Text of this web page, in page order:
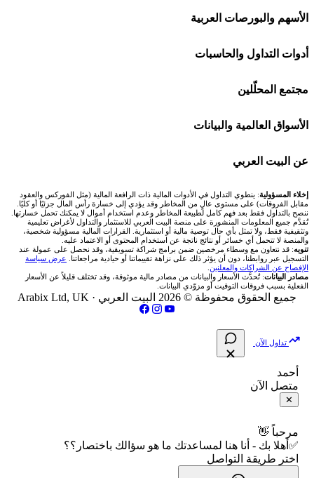
افاتريد AvaTrade
اكسنس Exness
منصة بينانس
اكس تي بي XTB
انتراكتيف بروكرز IBKR
شركات تداول في السعودية
شركات تداول في الإمارات
شركات تداول في الكويت
شركات تداول في قطر
شركات تداول في الأردن
شركات تداول في العراق
شركات تداول في فلسطين
الأسهم والبورصات العربية
🌍 كل البورصات العربية
🇸🇦 السوق السعودية
🇦🇪 أسواق الإمارات
🇪🇬 البورصة المصرية
🇶🇦 بورصة قطر
🇯🇴 بورصة عمّان
🇧🇭 بورصة البحرين
فلتر الأسهم الشرعي
📋 جميع الأسهم
🕌 الأسهم الحلال
أدوات التداول والحاسبات
🕌 حاسبة الزكاة
💱 محول العملات
🧮 حاسبة حجم اللوت
📊 حاسبة قيمة النقطة
💰 حاسبة ربح الفوركس
📌 حاسبة النقاط المحورية
📏 حاسبة حجم المركز
📈 حاسبة عائد التداول
📊 حاسبة الربح التراكمي
🧮 حاسبة متوسط سعر السهم
📅 التقويم الاقتصادي
مجتمع المحلّلين
🧱 حائط المجتمع
🏆 لوحة المحلّلين
✍️ اكتب تحليلك
الأسواق العالمية والبيانات
🌐 المؤشرات العالمية
🥇 سعر الذهب اليوم
🥇 أسعار الذهب والمعادن
💱 أسعار العملات والفوركس
💵 سعر الريال السعودي في مصر
📅 المؤشرات الاقتصادية
عن البيت العربي
من نحن
تواصل معنا
فريق المؤلفين
مقالات تعليمية
سياسة تقييم الشركات
الإبلاغ عن شركة نصابة
شروط الاستخدام
سياسة الخصوصية
إخلاء المسؤولية: ينطوي التداول في الأدوات المالية ذات الرافعة المالية (مثل الفوركس والعقود
مقابل الفروقات) على مستوى عالٍ من المخاطر وقد يؤدي إلى خسارة رأس المال جزئيًا أو كليًا.
ننصح بالتداول فقط بعد فهم كامل لطبيعة المخاطر وعدم استخدام أموال لا يمكنك تحمل خسارتها.
تُقدَّم جميع المعلومات المنشورة على منصة البيت العربي للاستثمار والتداول لأغراض تعليمية
وتثقيفية فقط، ولا تمثل بأي حال توصية مالية أو استثمارية. القرارات المالية مسؤولية شخصية،
والمنصة لا تتحمل أي خسائر أو نتائج ناتجة عن استخدام المحتوى أو الاعتماد عليه.
تنويه: قد نتعاون مع وسطاء مرخصين ضمن برامج شراكة تسويقية، وقد نحصل على عمولة عند
التسجيل عبر روابطنا، دون أن يؤثر ذلك على نزاهة تقييماتنا أو حيادية مراجعاتنا. عرض سياسة
الإفصاح عن الشراكات والمعلنين
مصادر البيانات: تُحدَّث الأسعار والبيانات من مصادر مالية موثوقة، وقد تختلف قليلاً عن الأسعار
الفعلية بسبب فروقات التوقيت أو مزوّدي البيانات.
جميع الحقوق محفوظة © 2026 البيت العربي · Arabix Ltd, UK
تداول الآن
أحمد
متصل الآن
✕
مرحباً 👋
✅أهلا بك - أنا هنا لمساعدتك ما هو سؤالك باختصار؟؟
اختر طريقة التواصل